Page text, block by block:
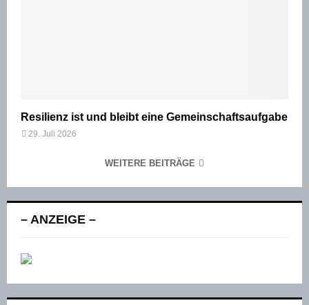
Resilienz ist und bleibt eine Gemeinschaftsaufgabe
29. Juli 2026
WEITERE BEITRÄGE
– ANZEIGE –